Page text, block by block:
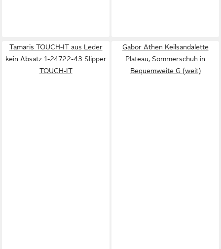
Tamaris TOUCH-IT aus Leder
kein Absatz 1-24722-43 Slipper
TOUCH-IT
Gabor Athen Keilsandalette
Plateau, Sommerschuh in
Bequemweite G (weit)